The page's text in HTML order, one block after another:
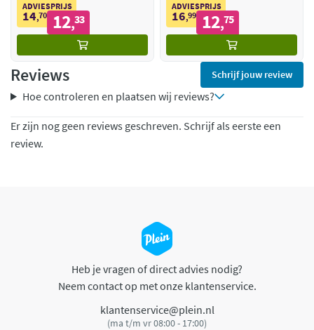
ADVIESPRIJS
14,70 12,33
ADVIESPRIJS
16,99 12,75
Reviews Schrijf jouw review
Hoe controleren en plaatsen wij reviews?
Er zijn nog geen reviews geschreven. Schrijf als eerste een
review.
Heb je vragen of direct advies nodig?
Neem contact op met onze klantenservice.
klantenservice@plein.nl
(ma t/m vr 08:00 - 17:00)